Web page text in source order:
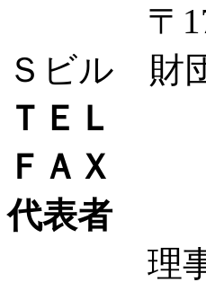
〒170-
Ｓビル 財
ＴＥＬ
ＦＡＸ
代表者
理事長